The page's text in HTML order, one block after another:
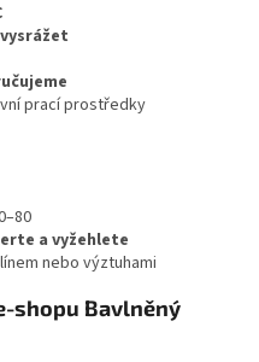
prací prostředky
a vyžehlete
nebo výztuhami
shopu Bavlněný